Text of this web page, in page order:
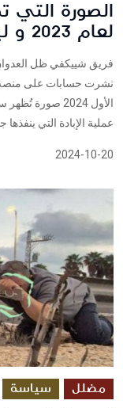
الصورة التي
لعام 2023 و ليست في مخيم جباليا
فريق شييكفي ظل
الأول 2024
عملية الإبادة التي
2024-10-20
مضلل سياسة